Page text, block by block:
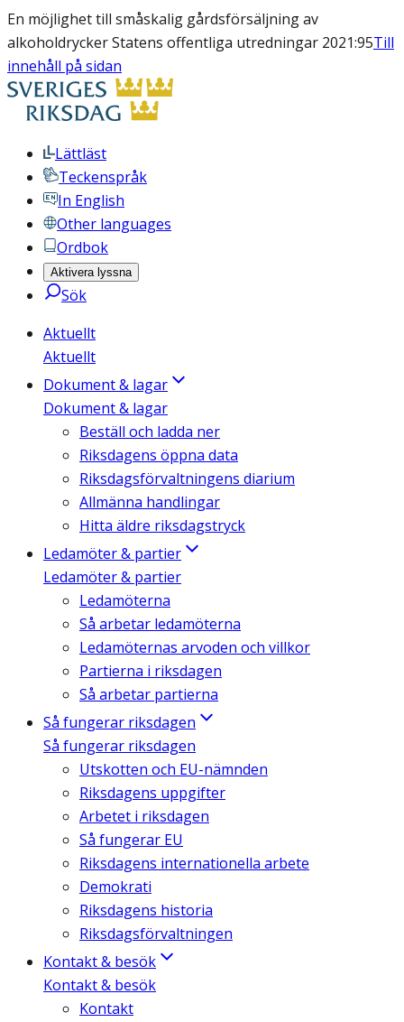
En möjlighet till småskalig gårdsförsäljning av
alkoholdrycker Statens offentliga utredningar 2021:95Till
innehåll på sidan
Lättläst
Teckenspråk
In English
Other languages
Ordbok
Aktivera lyssna
Sök
Aktuellt
Aktuellt
Dokument & lagar
Dokument & lagar
Beställ och ladda ner
Riksdagens öppna data
Riksdagsförvaltningens diarium
Allmänna handlingar
Hitta äldre riksdagstryck
Ledamöter & partier
Ledamöter & partier
Ledamöterna
Så arbetar ledamöterna
Ledamöternas arvoden och villkor
Partierna i riksdagen
Så arbetar partierna
Så fungerar riksdagen
Så fungerar riksdagen
Utskotten och EU-nämnden
Riksdagens uppgifter
Arbetet i riksdagen
Så fungerar EU
Riksdagens internationella arbete
Demokrati
Riksdagens historia
Riksdagsförvaltningen
Kontakt & besök
Kontakt & besök
Kontakt